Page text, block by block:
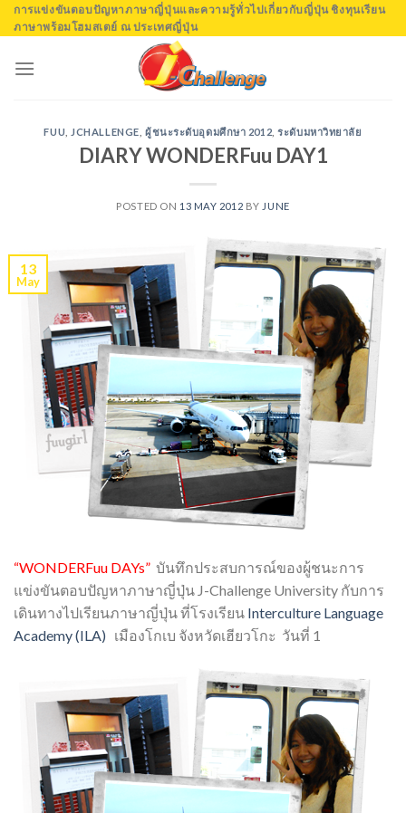
Skip
to
การแข่งขันตอบปัญหาภาษาญี่ปุ่นและความรู้ทั่วไปเกี่ยวกับญี่ปุ่น ชิงทุนเรียน
ภาษาพร้อมโฮมสเตย์ ณ ประเทศญี่ปุ่น
FUU JCHALLENGE ผู้ชนะระดับอุดมศึกษา 2012 ,ระดับมหาวิทยาลัย
DIARY WONDERFuu DAY1
POSTED ON 13 MAY 2012 BY JUNE
13
May
“WONDERFuu DAYs” บันทึกประสบการณ์ของผู้ชนะการ
แข่งขันตอบปัญหาภาษาญี่ปุ่น J-Challenge University กับการ
เดินทางไปเรียนภาษาญี่ปุ่น ที่โรงเรียน Interculture Language
Academy (ILA) เมืองโกเบ จังหวัดเฮียวโกะ วันที่ 1